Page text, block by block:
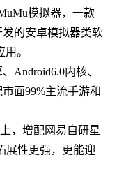
模拟器，一款
的安卓模拟器类软
。
Android6.0内核、
面99%主流手游和
，增配网易自研星
展性更强，更能迎